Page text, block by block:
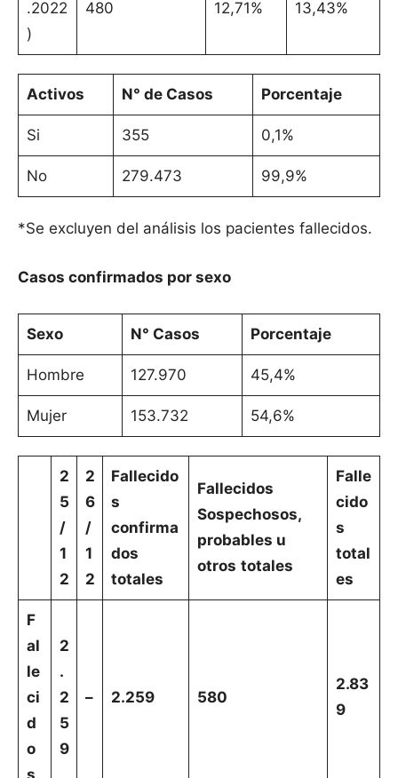
.2022
)
480 12,71% 13,43%
Activos N° de Casos Porcentaje
Si 355 0,1%
No 279.473 99,9%
*Se excluyen del análisis los pacientes fallecidos.
Casos confirmados por sexo
Sexo N° Casos Porcentaje
Hombre 127.970 45,4%
Mujer 153.732 54,6%
2
5
/
1
2
2
6
/
1
2
Fallecido
s
confirma
dos
totales
Fallecidos
Sospechosos,
probables u
otros totales
Falle
cido
s
total
es
F
al
le
ci
d
o
2
.
2
5
9
– 2.259 580
2.83
9